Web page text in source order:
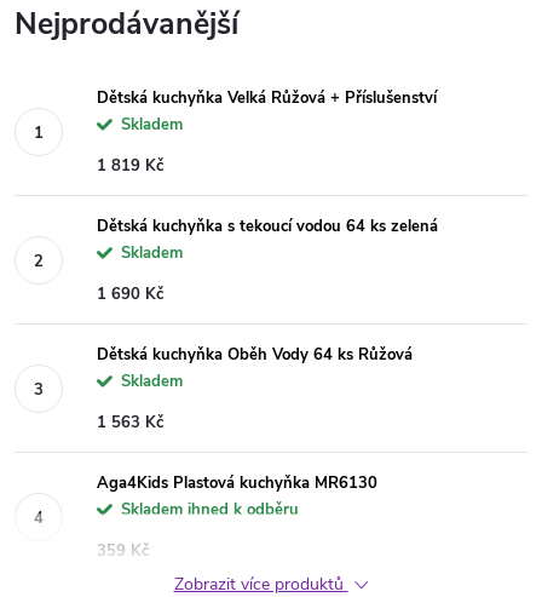
Nejprodávanější
Dětská kuchyňka Velká Růžová + Příslušenství
Skladem
1 819 Kč
Dětská kuchyňka s tekoucí vodou 64 ks zelená
Skladem
1 690 Kč
Dětská kuchyňka Oběh Vody 64 ks Růžová
Skladem
1 563 Kč
Aga4Kids Plastová kuchyňka MR6130
Skladem ihned k odběru
359 Kč
Zobrazit více produktů